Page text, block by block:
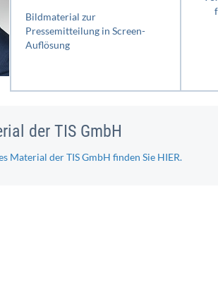
Bildmaterial zur
Pressemitteilung in Screen-
Auflösung
der TIS GmbH
Material der TIS GmbH finden Sie HIER.